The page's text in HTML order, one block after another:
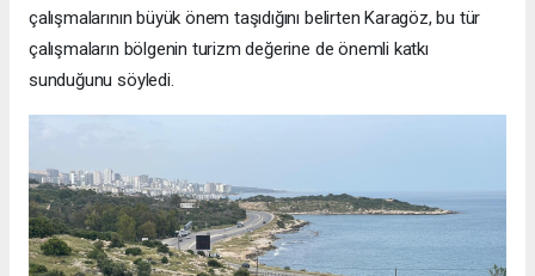
çalışmalarının büyük önem taşıdığını belirten Karagöz, bu tür
çalışmaların bölgenin turizm değerine de önemli katkı
sunduğunu söyledi.